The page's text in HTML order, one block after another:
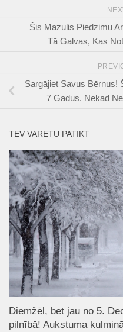
Šis Mazulis Piedzimu
Tā Galvas, Kas
Sargājiet Savus Bērnus!
7 Gadus. Nekad
TEV VARĒTU PATIKT
Diemžēl, bet jau no 5.
pilnībā! Aukstuma